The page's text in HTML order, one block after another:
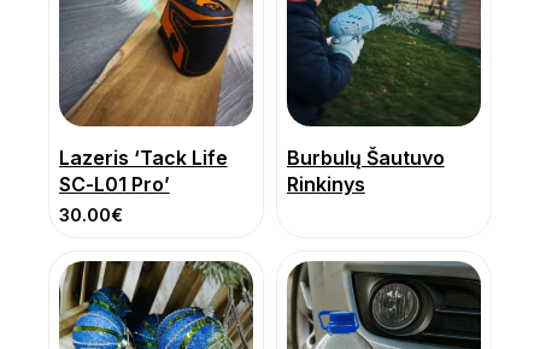
Lazeris ‘Tack Life
SC-L01 Pro’
30.00€
Burbulų Šautuvo
Rinkinys